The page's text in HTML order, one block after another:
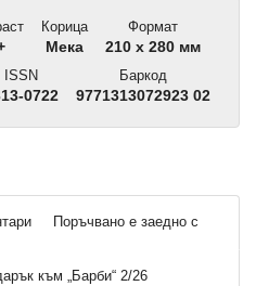
Корица
Мека
Формат
210 x 280 мм
ISSN
0722
Баркод
9771313072923 02
Поръчвано е заедно с
към „Барби“ 2/26